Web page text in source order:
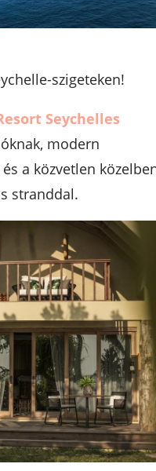
szigeteken!
Seychelles
modern
a közvetlen
stranddal.